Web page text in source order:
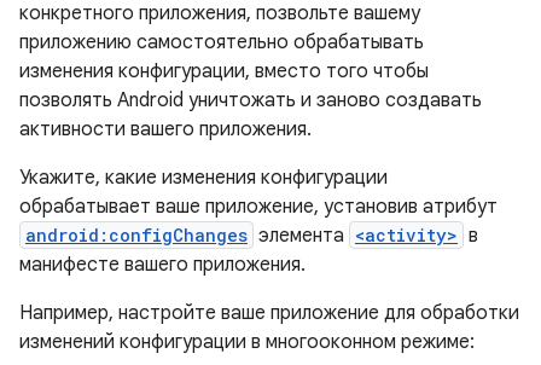
конкретного приложения, позвольте вашему
приложению самостоятельно обрабатывать
изменения конфигурации, вместо того чтобы
позволять Android уничтожать и заново создавать
активности вашего приложения.
Укажите, какие изменения конфигурации
обрабатывает ваше приложение, установив атрибут
android:configChanges элемента <activity> в
манифесте вашего приложения.
Например, настройте ваше приложение для обработки
изменений конфигурации в многооконном режиме: